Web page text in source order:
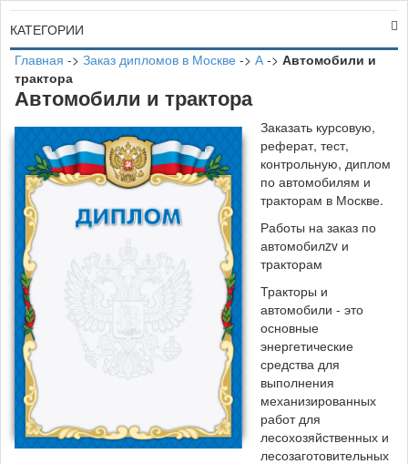
КАТЕГОРИИ
Главная -> Заказ дипломов в Москве -> А-> Автомобили и
трактора
Автомобили и трактора
Заказать курсовую,
реферат, тест,
контрольную, диплом
по автомобилям и
тракторам в Москве.
Работы на заказ по
автомобилzv и
тракторам
Тракторы и
автомобили - это
основные
энергетические
средства для
выполнения
механизированных
работ для
лесохозяйственных и
лесозаготовительных